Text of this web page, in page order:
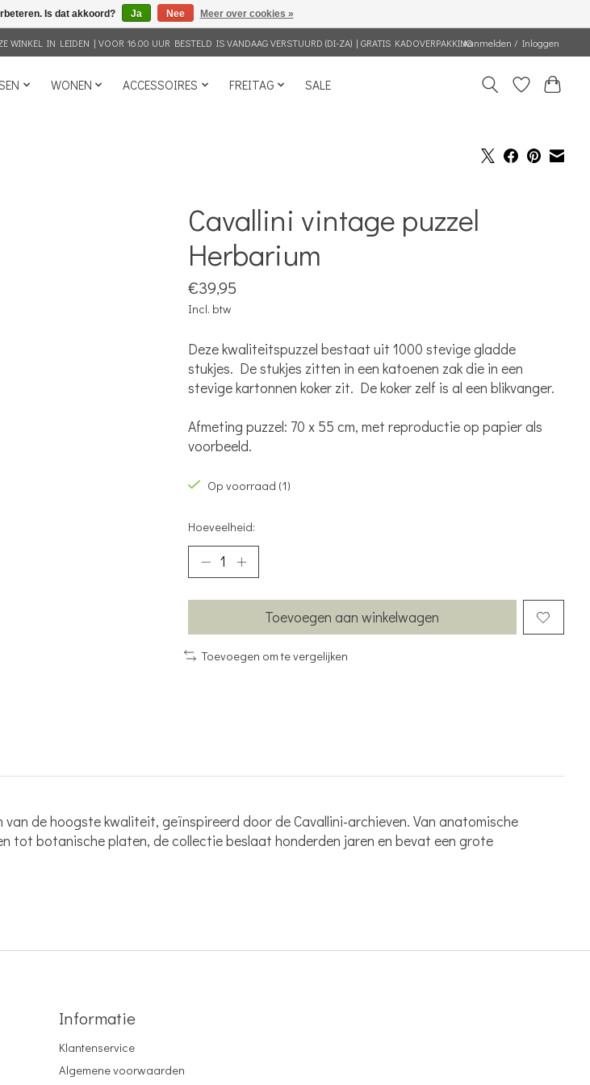
IN LEIDEN | VOOR 16.00 UUR BESTELD IS VANDAAG VERSTUURD (DI-ZA) | GRATIS KADOVERPAKKINGAanmelden / Inloggen
WONEN ACCESSOIRES FREITAG SALE
Cavallini vintage puzzel
Herbarium
€39,95
Incl. btw
Deze kwaliteitspuzzel bestaat ​​uit 1000 stevige gladde
stukjes. De stukjes zitten in een katoenen zak die in een
stevige kartonnen koker zit. De koker zelf is al een blikvanger.
Afmeting puzzel: 70 x 55 cm, met reproductie op papier als
voorbeeld.
Op voorraad (1)
Hoeveelheid:
Toevoegen aan winkelwagen
Toevoegen om te vergelijken
de hoogste kwaliteit, geïnspireerd door de Cavallini-archieven. Van anatomische
tot botanische platen, de collectie beslaat honderden jaren en bevat een grote
Informatie
Klantenservice
Algemene voorwaarden
Is dat akkoord? Ja Nee Meer over cookies »